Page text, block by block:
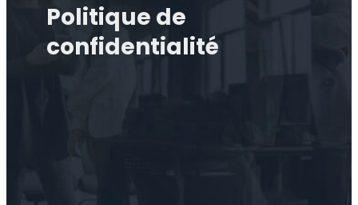
Politique de
confidentialité